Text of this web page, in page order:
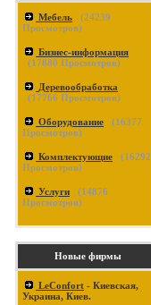
Мебель (24239
Просмотров)
Бизнес-информация
(17880 Просмотров)
Деревообработка
(17766 Просмотров)
Оборудование (16377
Просмотров)
Комплектующие (16292
Просмотров)
Услуги (14876
Просмотров)
Новые фирмы
LeConfort - Киевская,
Украина, Киев.